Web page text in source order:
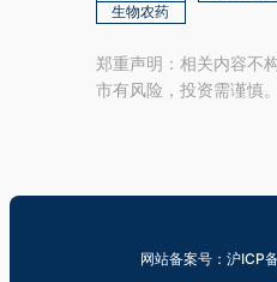
生物农药
郑重声明：相关内容不
市有风险，投资需谨慎。
网站备案号：沪ICP